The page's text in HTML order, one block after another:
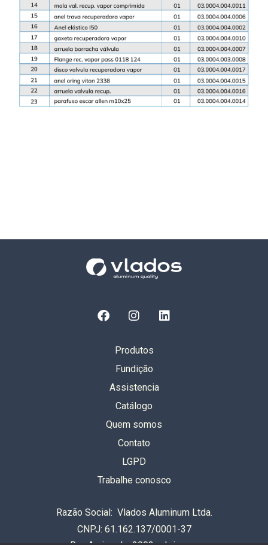
Produtos
Fundição
Assistencia
Catálogo
Quem somos
Contato
LGPD
Trabalhe conosco
Razão Social: Vlados Aluminum Ltda.
CNPJ: 61.162.137/0001-37